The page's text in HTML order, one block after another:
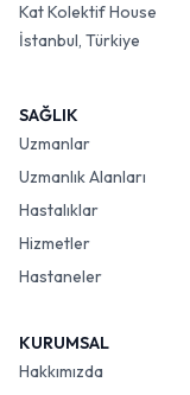
Kat Kolektif House
İstanbul, Türkiye
SAĞLIK
Uzmanlar
Uzmanlık Alanları
Hastalıklar
Hizmetler
Hastaneler
KURUMSAL
Hakkımızda